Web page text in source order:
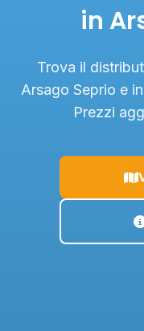
in
Trova il
Arsago Seprio e
Prezzi